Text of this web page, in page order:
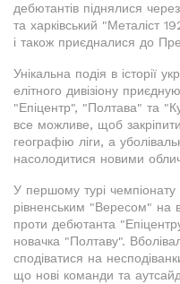
дебютантів піднялися
та харківський "Металіст
і також приєдналися до
Унікальна подія в історії
елітного дивізіону
"Епіцентр", "Полтава" та
все можливе, щоб
географію ліги, а
насолодитися новими
У першому турі чемпіонату
рівненським "Вересом" на
проти дебютанта
новачка "Полтаву".
сподіватися на
що нові команди та